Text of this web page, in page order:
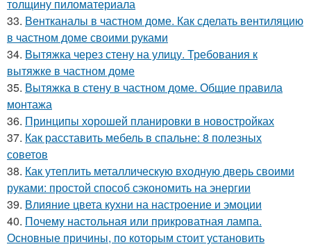
толщину пиломатериала
33. Вентканалы в частном доме. Как сделать вентиляцию
в частном доме своими руками
34. Вытяжка через стену на улицу. Требования к
вытяжке в частном доме
35. Вытяжка в стену в частном доме. Общие правила
монтажа
36. Принципы хорошей планировки в новостройках
37. Как расставить мебель в спальне: 8 полезных
советов
38. Как утеплить металлическую входную дверь своими
руками: простой способ сэкономить на энергии
39. Влияние цвета кухни на настроение и эмоции
40. Почему настольная или прикроватная лампа.
Основные причины, по которым стоит установить